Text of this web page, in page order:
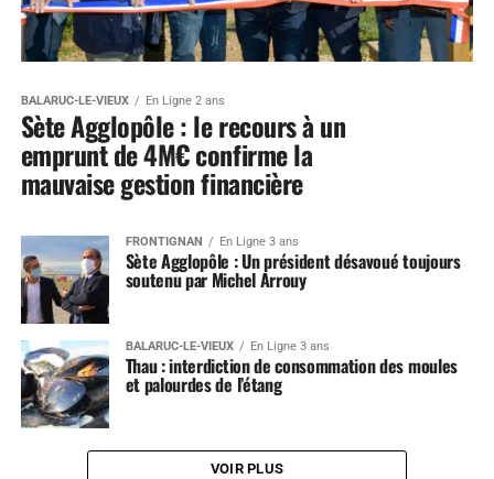
BALARUC-LE-VIEUX En Ligne 2 ans
Sète Agglopôle : le recours à un
emprunt de 4M€ confirme la
mauvaise gestion financière
FRONTIGNAN En Ligne 3 ans
Sète Agglopôle : Un président désavoué toujours
soutenu par Michel Arrouy
BALARUC-LE-VIEUX En Ligne 3 ans
Thau : interdiction de consommation des moules
et palourdes de l’étang
VOIR PLUS